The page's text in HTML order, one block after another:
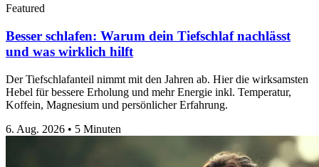
Featured
Besser schlafen: Warum dein Tiefschlaf nachlässt
und was wirklich hilft
Der Tiefschlafanteil nimmt mit den Jahren ab. Hier die wirksamsten
Hebel für bessere Erholung und mehr Energie inkl. Temperatur,
Koffein, Magnesium und persönlicher Erfahrung.
6. Aug. 2026 • 5 Minuten